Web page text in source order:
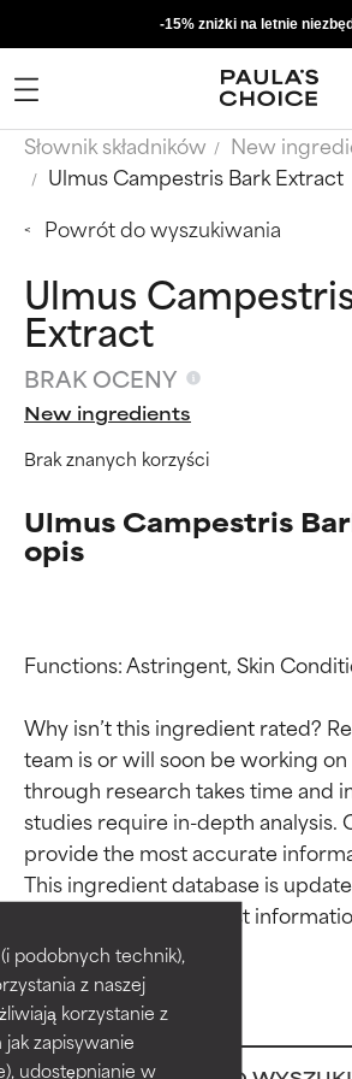
podobnych technik),
z naszej
korzystanie z
zapisywanie
udostępnianie w
-15% zniżki na letnie
Słownik składników
New
Ulmus Campestris Bark Extract
Powrót do wyszukiwania
Ulmus
Extract
BRAK OCENY
New ingredients
Brak znanych korzyści
Ulmus Campestris
opis
Functions: Astringent, Skin
Why isn’t this ingredient rated?
team is or will soon be working
through research takes time and
studies require in-depth analysis.
provide the most accurate
This ingredient database is
Oceny składników
BEST
Udowodnione i
przez niezależne badania.
Oceny składników
BEST
Udowodnione i
przez niezależne badania.